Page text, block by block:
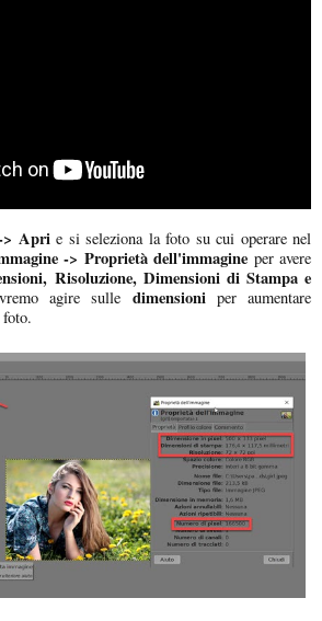
> Apri e si seleziona la foto su cui operare nel
-> Proprietà dell'immagine per avere
Risoluzione, Dimensioni di Stampa e
agire sulle dimensioni per aumentare